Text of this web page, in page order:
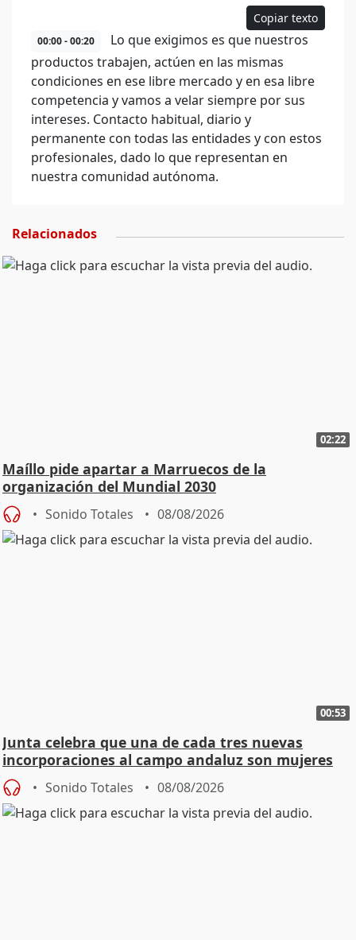
Copiar texto
00:00 - 00:20
Lo que exigimos es que nuestros
productos trabajen, actúen en las mismas
condiciones en ese libre mercado y en esa libre
competencia y vamos a velar siempre por sus
intereses. Contacto habitual, diario y
permanente con todas las entidades y con estos
profesionales, dado lo que representan en
nuestra comunidad autónoma.
Relacionados
02:22
Maíllo pide apartar a Marruecos de la
organización del Mundial 2030
Sonido Totales 08/08/2026
00:53
Junta celebra que una de cada tres nuevas
incorporaciones al campo andaluz son mujeres
jóvenes
Sonido Totales 08/08/2026